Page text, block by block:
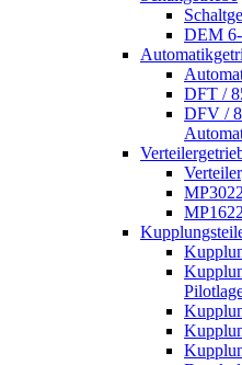
DEM 6-
DFT /
DFV /